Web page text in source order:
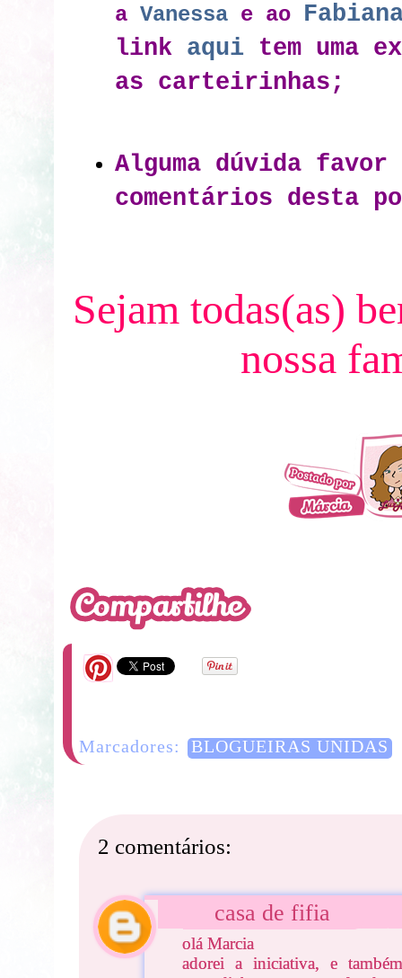
a Vanessa e ao
link aqui tem uma
as carteirinhas;
Alguma dúvida
comentários desta
Sejam todas(as)
nossa
Marcadores: BLOGUEIRAS UNIDAS
2 comentários:
casa de fifia
olá Marcia
adorei a iniciativa, e